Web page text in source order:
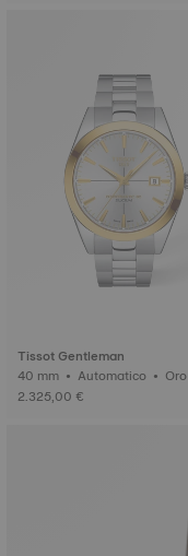
Tissot Gentleman
40 mm • Automatico • Oro
2.325,00 €